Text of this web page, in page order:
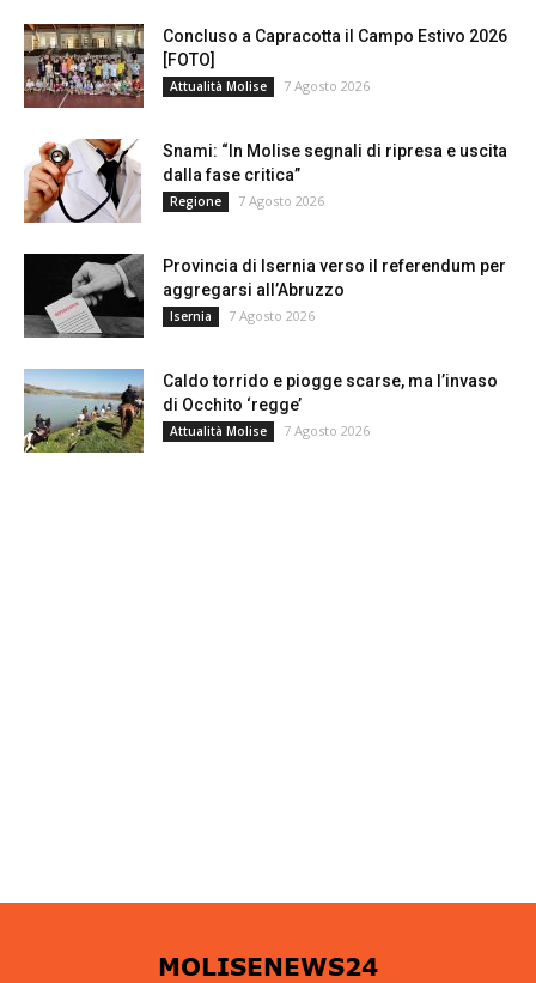
Concluso a Capracotta il Campo Estivo 2026
[FOTO]
Attualità Molise 7 Agosto 2026
Snami: “In Molise segnali di ripresa e uscita
dalla fase critica”
Regione 7 Agosto 2026
Provincia di Isernia verso il referendum per
aggregarsi all’Abruzzo
Isernia 7 Agosto 2026
Caldo torrido e piogge scarse, ma l’invaso
di Occhito ‘regge’
Attualità Molise 7 Agosto 2026